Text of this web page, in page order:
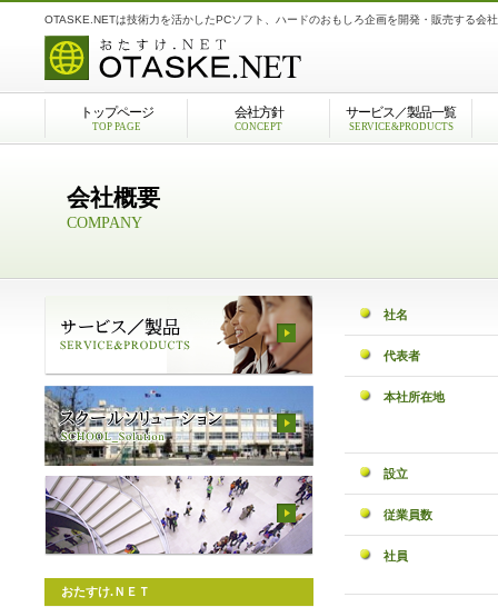
OTASKE.NETは技術力を活かしたPCソフト、ハードのおもしろ企画を開発・販売する会
会社概要
COMPANY
社名
代表者
本社所在地
設立
従業員数
社員
トップページ
TOP PAGE
会社方針
CONCEPT
サービス／製品一覧
SERVICE&PRODUCTS
おたすけ.ＮＥＴ